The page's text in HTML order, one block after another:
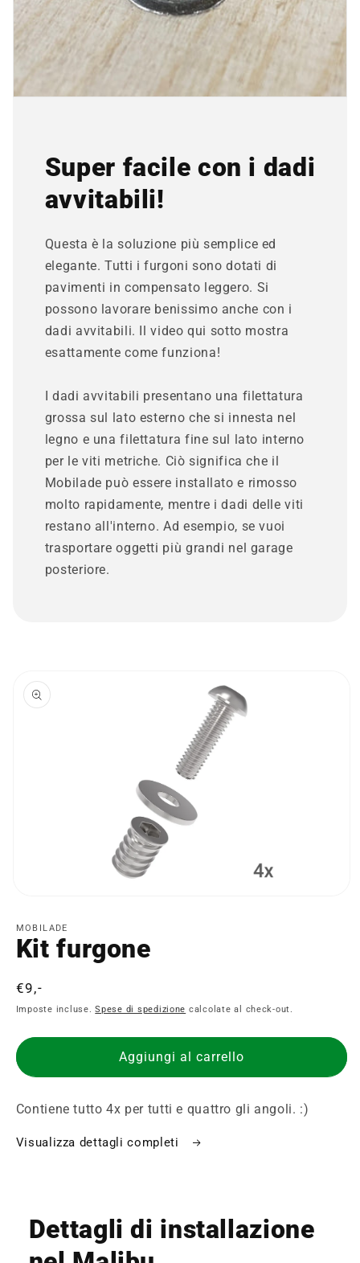
Super facile con i dadi
avvitabili!
Questa è la soluzione più semplice ed
elegante. Tutti i furgoni sono dotati di
pavimenti in compensato leggero. Si
possono lavorare benissimo anche con i
dadi avvitabili. Il video qui sotto mostra
esattamente come funziona!
I dadi avvitabili presentano una filettatura
grossa sul lato esterno che si innesta nel
legno e una filettatura fine sul lato interno
per le viti metriche. Ciò significa che il
Mobilade può essere installato e rimosso
molto rapidamente, mentre i dadi delle viti
restano all'interno. Ad esempio, se vuoi
trasportare oggetti più grandi nel garage
posteriore.
informazioni
sul prodotto
multimediali
1
finestra
MOBILADE
Kit furgone
Prezzo
di
€9,-
Imposte incluse.Spese di spedizione calcolate al check-out.
Aggiungi al carrello
Contiene tutto 4x per tutti e quattro gli angoli. :)
Visualizza dettagli completi
Dettagli di installazione